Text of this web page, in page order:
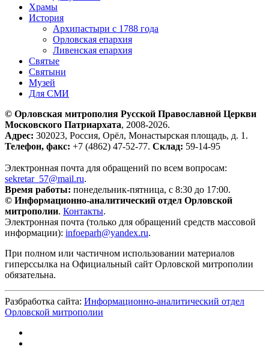
Храмы
История
Архипастыри с 1788 года
Орловская епархия
Ливенская епархия
Святые
Святыни
Музей
Для СМИ
© Орловская митрополия Русской Православной Церкви
Московского Патриархата, 2008-2026.
Адрес: 302023, Россия, Орёл, Монастырская площадь, д. 1.
Телефон, факс: +7 (4862) 47-52-77. Склад: 59-14-95
Электронная почта для обращений по всем вопросам:
sekretar_57@mail.ru.
Время работы: понедельник-пятница, с 8:30 до 17:00.
© Информационно-аналитический отдел Орловской
митрополии. Контакты.
Электронная почта (только для обращений средств массовой
информации): infoeparh@yandex.ru.
При полном или частичном использовании материалов
гиперссылка на Официальный сайт Орловской митрополии
обязательна.
Разбработка сайта: Информационно-аналитический отдел
Орловской митрополии